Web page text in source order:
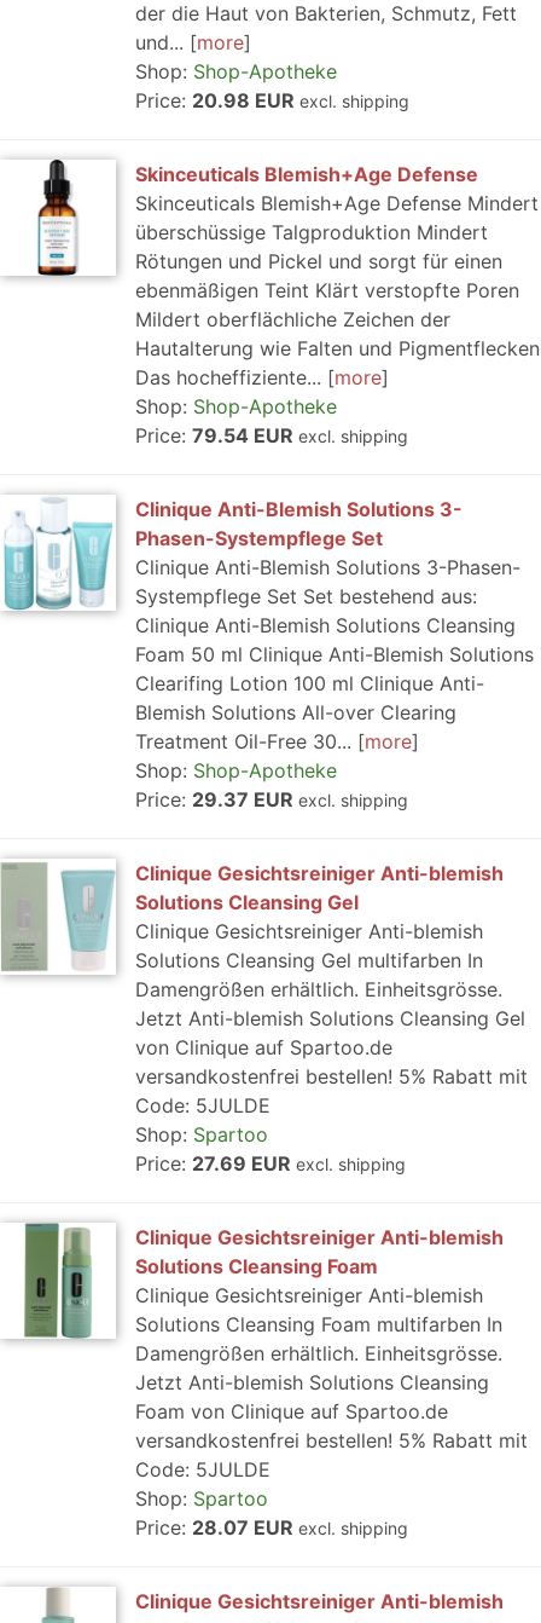
der die Haut von Bakterien, Schmutz, Fett
und...
more
Shop: Shop-Apotheke
Price: 20.98 EUR excl. shipping
Skinceuticals Blemish+Age Defense
Skinceuticals Blemish+Age Defense Mindert
überschüssige Talgproduktion Mindert
Rötungen und Pickel und sorgt für einen
ebenmäßigen Teint Klärt verstopfte Poren
Mildert oberflächliche Zeichen der
Hautalterung wie Falten und Pigmentflecken
Das hocheffiziente...
more
Shop: Shop-Apotheke
Price: 79.54 EUR excl. shipping
Clinique Anti-Blemish Solutions 3-
Phasen-Systempflege Set
Clinique Anti-Blemish Solutions 3-Phasen-
Systempflege Set Set bestehend aus:
Clinique Anti-Blemish Solutions Cleansing
Foam 50 ml Clinique Anti-Blemish Solutions
Clearifing Lotion 100 ml Clinique Anti-
Blemish Solutions All-over Clearing
Treatment Oil-Free 30...
more
Shop: Shop-Apotheke
Price: 29.37 EUR excl. shipping
Clinique Gesichtsreiniger Anti-blemish
Solutions Cleansing Gel
Clinique Gesichtsreiniger Anti-blemish
Solutions Cleansing Gel multifarben In
Damengrößen erhältlich. Einheitsgrösse.
Jetzt Anti-blemish Solutions Cleansing Gel
von Clinique auf Spartoo.de
versandkostenfrei bestellen! 5% Rabatt mit
Code: 5JULDE
Shop: Spartoo
Price: 27.69 EUR excl. shipping
Clinique Gesichtsreiniger Anti-blemish
Solutions Cleansing Foam
Clinique Gesichtsreiniger Anti-blemish
Solutions Cleansing Foam multifarben In
Damengrößen erhältlich. Einheitsgrösse.
Jetzt Anti-blemish Solutions Cleansing
Foam von Clinique auf Spartoo.de
versandkostenfrei bestellen! 5% Rabatt mit
Code: 5JULDE
Shop: Spartoo
Price: 28.07 EUR excl. shipping
Clinique Gesichtsreiniger Anti-blemish